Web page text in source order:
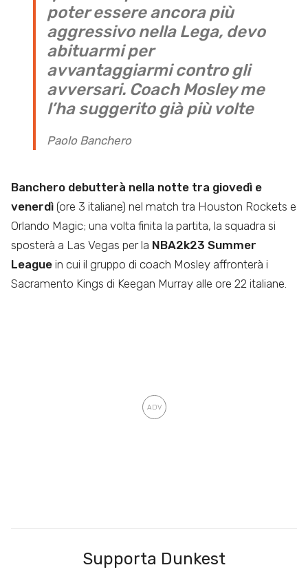
poter essere ancora più
aggressivo nella Lega, devo
abituarmi per
avvantaggiarmi contro gli
avversari. Coach Mosley me
l’ha suggerito già più volte
Paolo Banchero
Banchero debutterà nella notte tra giovedì e
venerdì (ore 3 italiane) nel match tra Houston Rockets e
Orlando Magic; una volta finita la partita, la squadra si
sposterà a Las Vegas per la NBA2k23 Summer
League in cui il gruppo di coach Mosley affronterà i
Sacramento Kings di Keegan Murray alle ore 22 italiane.
Supporta Dunkest